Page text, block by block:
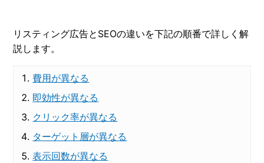
リスティング広告とSEOの違いを下記の順番で詳しく解
説します。
費用が異なる
即効性が異なる
クリック率が異なる
ターゲット層が異なる
表示回数が異なる